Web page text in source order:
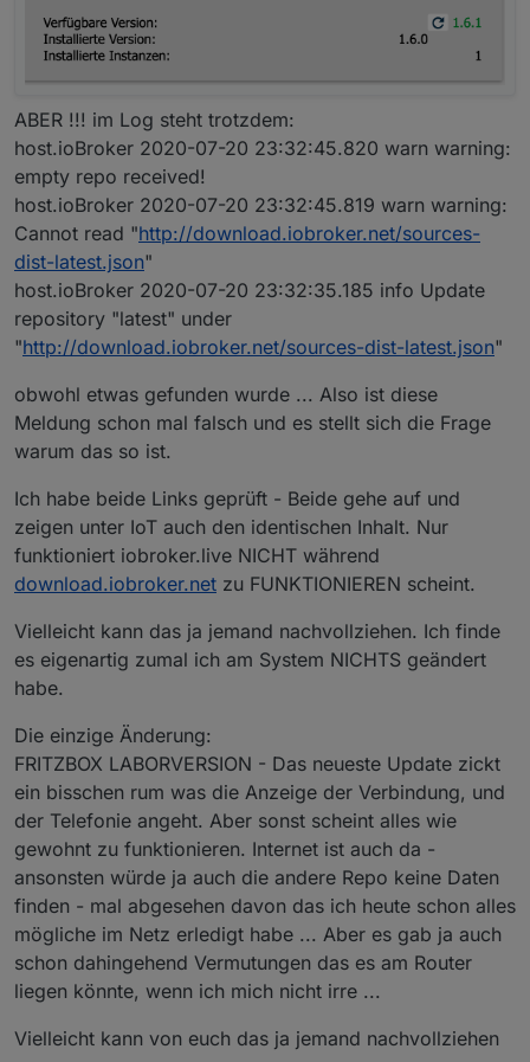
ABER !!! im Log steht trotzdem:
host.ioBroker 2020-07-20 23:32:45.820 warn warning:
empty repo received!
host.ioBroker 2020-07-20 23:32:45.819 warn warning:
Cannot read "http://download.iobroker.net/sources-
dist-latest.json"
host.ioBroker 2020-07-20 23:32:35.185 info Update
repository "latest" under
"http://download.iobroker.net/sources-dist-latest.json"
obwohl etwas gefunden wurde ... Also ist diese
Meldung schon mal falsch und es stellt sich die Frage
warum das so ist.
Ich habe beide Links geprüft - Beide gehe auf und
zeigen unter IoT auch den identischen Inhalt. Nur
funktioniert iobroker.live NICHT während
download.iobroker.net zu FUNKTIONIEREN scheint.
Vielleicht kann das ja jemand nachvollziehen. Ich finde
es eigenartig zumal ich am System NICHTS geändert
habe.
Die einzige Änderung:
FRITZBOX LABORVERSION - Das neueste Update zickt
ein bisschen rum was die Anzeige der Verbindung, und
der Telefonie angeht. Aber sonst scheint alles wie
gewohnt zu funktionieren. Internet ist auch da -
ansonsten würde ja auch die andere Repo keine Daten
finden - mal abgesehen davon das ich heute schon alles
mögliche im Netz erledigt habe ... Aber es gab ja auch
schon dahingehend Vermutungen das es am Router
liegen könnte, wenn ich mich nicht irre ...
Vielleicht kann von euch das ja jemand nachvollziehen